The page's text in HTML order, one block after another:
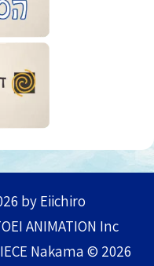
by Eiichiro
ANIMATION Inc.